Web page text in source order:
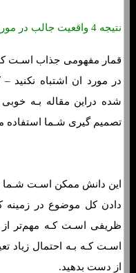
نتیجه 4 واقعیت جالب در مورد روانشناسی قمار
قمار مفهومی جذاب اسـت
در مورد ان اشتباه نکنید –
شده دراین مقاله بـه
تصمیم گیری شـما استفاده
این دانش ممکن اسـت شـما
دادن کل موضوع در زمینه
ظریفی اسـت کـه مهم‌تر
اسـت کـه بـه احتمال زیاد
از دست بدهید.